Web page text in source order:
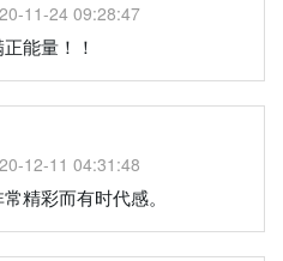
11-24 09:28:47
能量！！
12-11 04:31:48
精彩而有时代感。